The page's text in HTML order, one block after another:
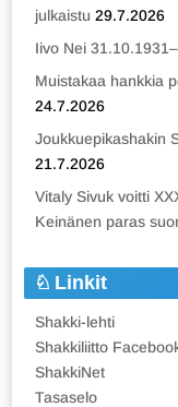
julkaistu 29.7.2026
Iivo Nei
Muistakaa hankkia
24.7.2026
Joukkuepikashakin
21.7.2026
Vitaly Sivuk voitti
Keinänen paras
Linkit
Shakki-lehti
Shakkiliitto
ShakkiNet
Tasaselo